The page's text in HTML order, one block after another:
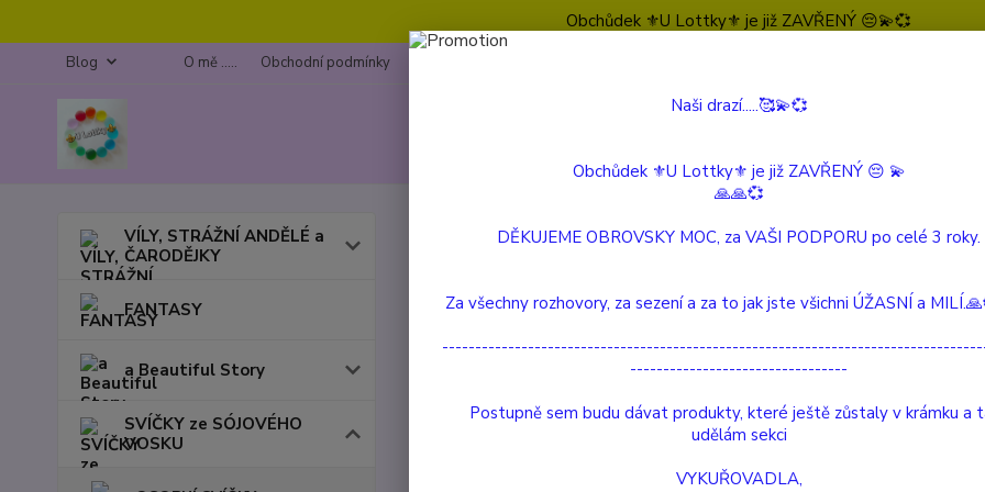
Obchůdek ⚜️U Lottky⚜️ je již ZAVŘENÝ 😔💫💞
Blog O mě ..... Obchodní podmínky
VÍLY, STRÁŽNÍ ANDĚLÉ a
ČARODĚJKY
FANTASY
a Beautiful Story
SVÍČKY ze SÓJOVÉHO
VOSKU
SVÍČKY ze SÓJOVÉHO VOSKU Jahodová vůně
Naši drazí.....🥰💫💞
Obchůdek ⚜️U Lottky⚜️ je již ZAVŘENÝ 😔 💫
🙏🙏💞
DĚKUJEME OBROVSKY MOC, za VAŠI PODPORU po celé 3 roky.
Za všechny rozhovory, za sezení a za to jak jste všichni ÚŽASNÍ a
---------------------------------
Postupně sem budu dávat produkty, které ještě zůstaly v krámku a
udělám sekci
VYKUŘOVADLA,